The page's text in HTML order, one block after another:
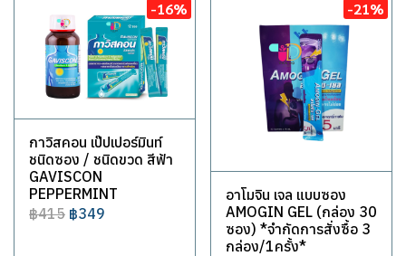
-16%
กาวิสคอน เป๊ปเปอร์มินท์
ชนิดซอง / ชนิดขวด สีฟ้า
GAVISCON
PEPPERMINT
฿415 ฿349
-21%
อาโมจิน เจล แบบซอง
AMOGIN GEL (กล่อง 30
ซอง) *จำกัดการสั่งซื้อ 3
กล่อง/1ครั้ง*